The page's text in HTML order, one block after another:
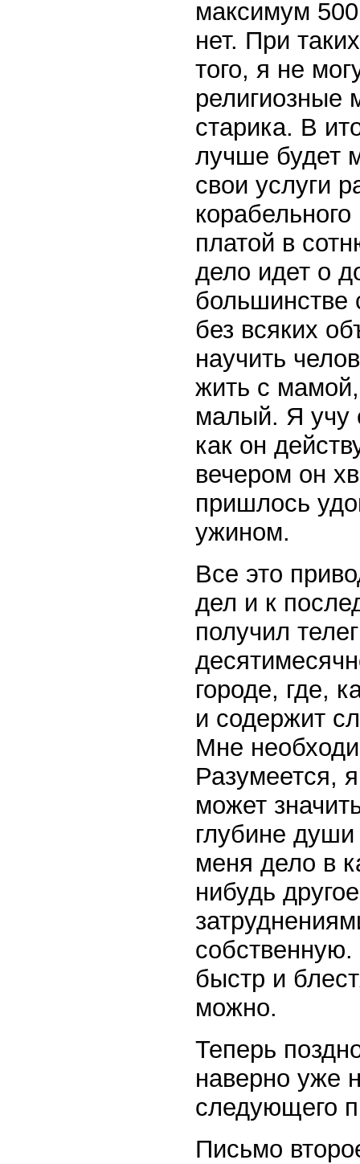
максимум
нет. При
того, я не
религиозные
старика. В
лучше будет
свои услуги
платой в
дело идет о
большинстве
без всяких
научить
жить с
малый. Я учу
как он
вечером он
пришлось
ужином.
Все это
дел и к
получил
городе, где,
и содержит
Мне
Разумеется,
может
глубине
меня дело в
нибудь
быстр и
можно.
Теперь
наверно уже
следующего
Письмо